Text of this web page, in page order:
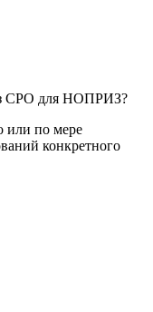
СРО для НОПРИЗ?
или по мере
конкретного